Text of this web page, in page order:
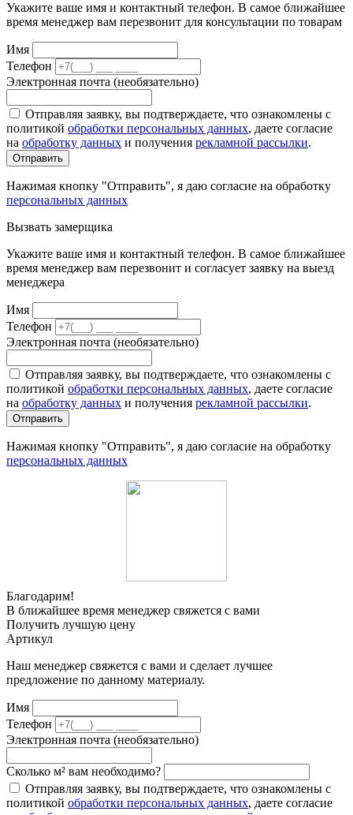
Укажите ваше имя и контактный телефон. В самое ближайшее
время менеджер вам перезвонит для консультации по товарам
Имя
Телефон
Электронная почта (необязательно)
Отправляя заявку, вы подтверждаете, что ознакомлены с
политикой обработки персональных данных, даете согласие
на обработку данных и получения рекламной рассылки.
Отправить
Нажимая кнопку "Отправить", я даю согласие на обработку
персональных данных
Вызвать замерщика
Укажите ваше имя и контактный телефон. В самое ближайшее
время менеджер вам перезвонит и согласует заявку на выезд
менеджера
Имя
Телефон
Электронная почта (необязательно)
Отправляя заявку, вы подтверждаете, что ознакомлены с
политикой обработки персональных данных, даете согласие
на обработку данных и получения рекламной рассылки.
Отправить
Нажимая кнопку "Отправить", я даю согласие на обработку
персональных данных
Благодарим!
В ближайшее время менеджер свяжется с вами
Получить лучшую цену
Артикул
Наш менеджер свяжется с вами и сделает лучшее
предложение по данному материалу.
Имя
Телефон
Электронная почта (необязательно)
Сколько м² вам необходимо?
Отправляя заявку, вы подтверждаете, что ознакомлены с
политикой обработки персональных данных, даете согласие